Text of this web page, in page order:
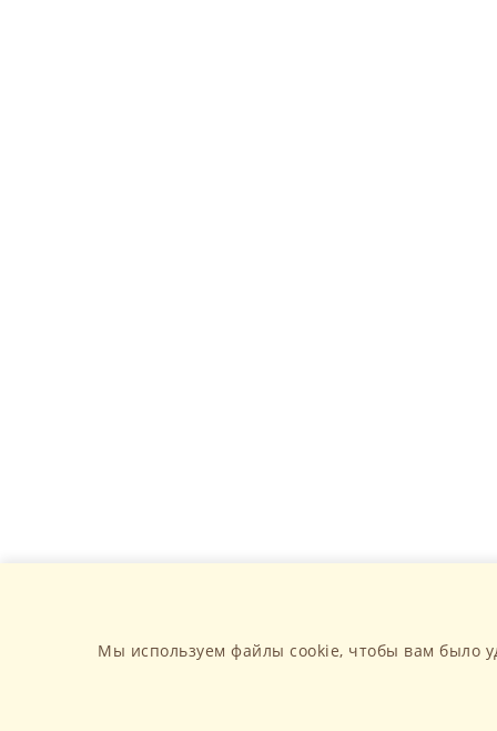
Мы используем файлы cookie, чтобы вам было